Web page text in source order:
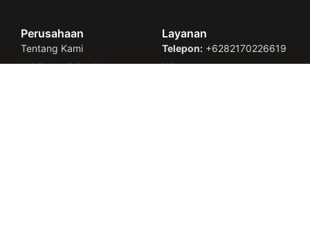
Perusahaan
Tentang Kami
Kebijakan Privasi
Layanan
Telepon: +6282170226619
Whatsapp: